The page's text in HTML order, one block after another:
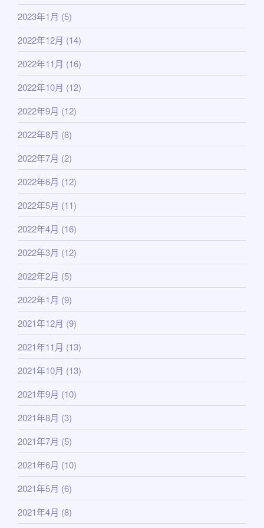
2023年1月 (5)
2022年12月 (14)
2022年11月 (16)
2022年10月 (12)
2022年9月 (12)
2022年8月 (8)
2022年7月 (2)
2022年6月 (12)
2022年5月 (11)
2022年4月 (16)
2022年3月 (12)
2022年2月 (5)
2022年1月 (9)
2021年12月 (9)
2021年11月 (13)
2021年10月 (13)
2021年9月 (10)
2021年8月 (3)
2021年7月 (5)
2021年6月 (10)
2021年5月 (6)
2021年4月 (8)